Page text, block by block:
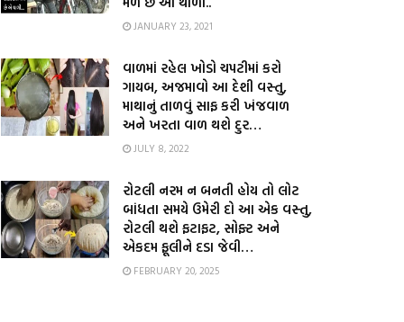
JANUARY 23, 2021
વાળમાં રહેલ ખોડો ચપટીમાં કરો
ગાયબ, અજમાવો આ દેશી વસ્તુ,
માથાનું તાળવું સાફ કરી ખંજવાળ
અને ખરતા વાળ થશે દુર…
JULY 8, 2022
રોટલી નરમ ન બનતી હોય તો લોટ
બાંધતા સમયે ઉમેરી દો આ એક વસ્તુ,
રોટલી થશે ફટાફટ, સોફ્ટ અને
એકદમ ફૂલીને દડા જેવી…
FEBRUARY 20, 2025